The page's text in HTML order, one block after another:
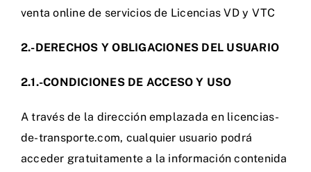
venta online de servicios de Licencias VD y VTC
2.-DERECHOS Y OBLIGACIONES DEL USUARIO
2.1.-CONDICIONES DE ACCESO Y USO
A través de la dirección emplazada en licencias-
de-transporte.com, cualquier usuario podrá
acceder gratuitamente a la información contenida